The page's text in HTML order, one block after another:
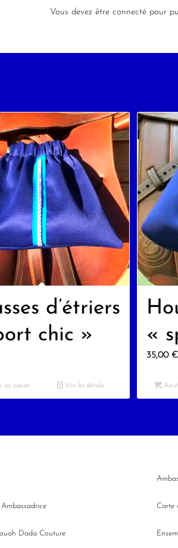
Vous devez êtreconnecté pour
d’étriers
chic »
au panier Voir les détails
«
35,00 €
Dada Couture
Carte